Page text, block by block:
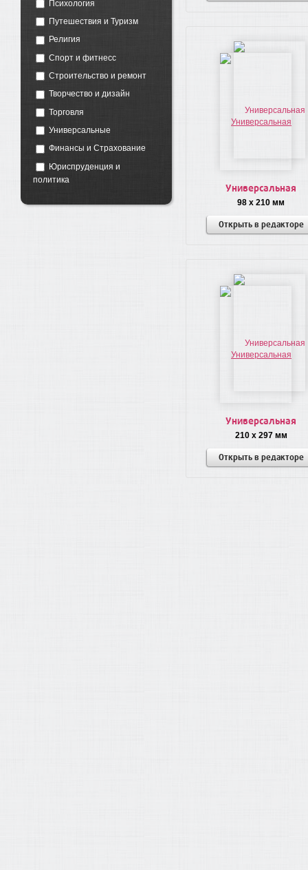
Психология
Путешествия и Туризм
Религия
Спорт и фитнесс
Строительство и ремонт
Творчество и дизайн
Торговля
Универсальные
Финансы и Страхование
Юриспруденция и
политика
Универсальная
98 x 210 мм
Открыть в редакторе
Универсальная
210 x 297 мм
Открыть в редакторе